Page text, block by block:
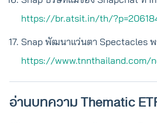
https://br.atsit.in/th/
Snap พัฒนาแว่นตา Spectacles พ
https://
อ่านบทความ Thematic